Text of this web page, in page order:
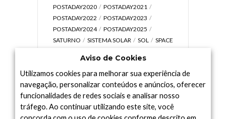
POSTADAY2020
POSTADAY2021
POSTADAY2022
POSTADAY2023
POSTADAY2024
POSTADAY2025
SATURNO
SISTEMA SOLAR SOL
SPACE
UNIVERSO
VÍDEO
Arquivo
Aviso de Cookies
Utilizamos cookies para melhorar sua experiência de
navegação, personalizar conteúdos e anúncios, oferecer
funcionalidades de redes sociais e analisar nosso
tráfego. Ao continuar utilizando este site, você